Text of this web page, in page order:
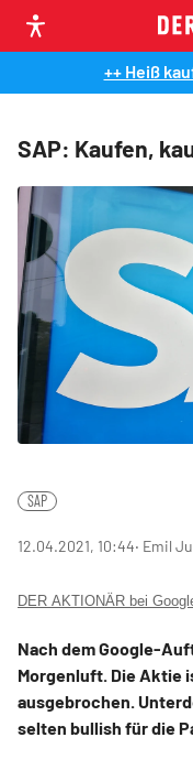
++ Heiß
SAP: Kaufen,
SAP
12.04.2021, 10:44‧ Emil
DER AKTIONÄR bei
Nach dem Google-
Morgenluft. Die Aktie
ausgebrochen.
selten bullish für die